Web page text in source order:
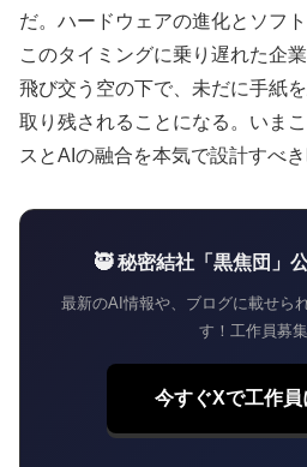
だ。ハードウェアの進化とソフ
このタイミングに乗り遅れた企
飛び交う空の下で、未だに手紙
取り残されることになる。いま
スとAIの融合を本気で設計すべき
🥷 秘密結社「黒焦団」
最新のAI情報や、ブログに載せら
す！工作員募集
今すぐXで工作